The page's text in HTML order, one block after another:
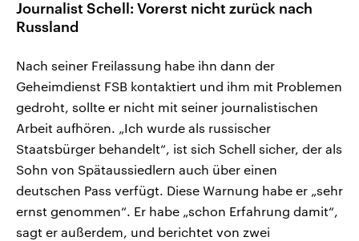
Journalist Schell: Vorerst nicht zurück nach
Russland
Nach seiner Freilassung habe ihn dann der
Geheimdienst FSB kontaktiert und ihm mit Problemen
gedroht, sollte er nicht mit seiner journalistischen
Arbeit aufhören. „Ich wurde als russischer
Staatsbürger behandelt“, ist sich Schell sicher, der als
Sohn von Spätaussiedlern auch über einen
deutschen Pass verfügt. Diese Warnung habe er „sehr
ernst genommen“. Er habe „schon Erfahrung damit“,
sagt er außerdem, und berichtet von zwei